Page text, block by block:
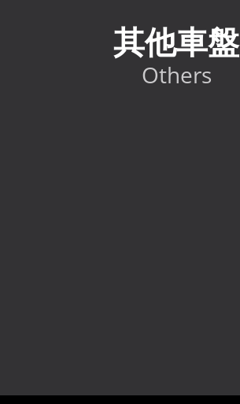
其他車盤
Others